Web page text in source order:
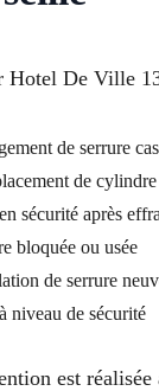
Hotel De Ville
de serrure
de cylindre
sécurité après
bloquée ou usée
de serrure
niveau de sécurité
est